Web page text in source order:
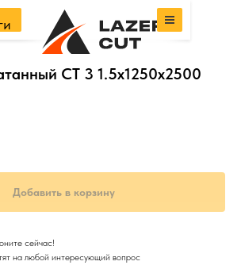
СТ 3 1.5х1250х2500
Добавить в корзину
сейчас!
на любой интересующий вопрос